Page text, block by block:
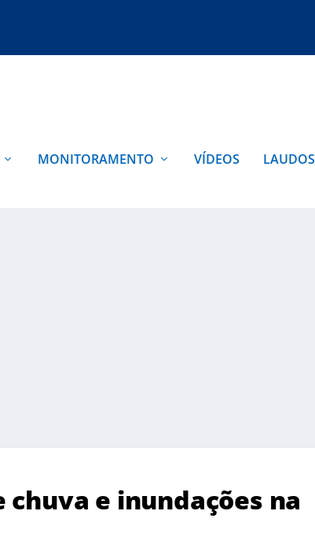
MONITORAMENTO VÍDEOS LAUDOS
e inundações na